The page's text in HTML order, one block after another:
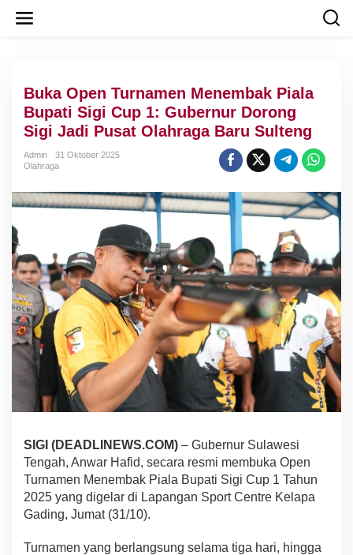
Buka Open Turnamen Menembak Piala
Bupati Sigi Cup 1: Gubernur Dorong
Sigi Jadi Pusat Olahraga Baru Sulteng
Admin
31 Oktober 2025
Olahraga
SIGI (DEADLINEWS.COM) – Gubernur Sulawesi
Tengah, Anwar Hafid, secara resmi membuka Open
Turnamen Menembak Piala Bupati Sigi Cup 1 Tahun
2025 yang digelar di Lapangan Sport Centre Kelapa
Gading, Jumat (31/10).
Turnamen yang berlangsung selama tiga hari, hingga